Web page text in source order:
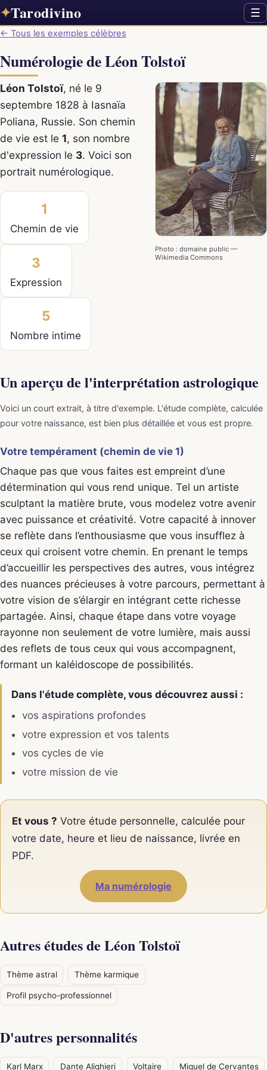
✦Tarodivino ☰
← Tous les exemples célèbres
Numérologie de Léon Tolstoï
Photo : domaine public —
Wikimedia Commons
Léon Tolstoï, né le 9
septembre 1828 à Iasnaïa
Poliana, Russie. Son chemin
de vie est le 1, son nombre
d'expression le 3. Voici son
portrait numérologique.
1
Chemin de vie
3
Expression
5
Nombre intime
Un aperçu de l'interprétation astrologique
Voici un court extrait, à titre d'exemple. L'étude complète, calculée
pour votre naissance, est bien plus détaillée et vous est propre.
Votre tempérament (chemin de vie 1)
Chaque pas que vous faites est empreint d’une
détermination qui vous rend unique. Tel un artiste
sculptant la matière brute, vous modelez votre avenir
avec puissance et créativité. Votre capacité à innover
se reflète dans l’enthousiasme que vous insufflez à
ceux qui croisent votre chemin. En prenant le temps
d’accueillir les perspectives des autres, vous intégrez
des nuances précieuses à votre parcours, permettant à
votre vision de s’élargir en intégrant cette richesse
partagée. Ainsi, chaque étape dans votre voyage
rayonne non seulement de votre lumière, mais aussi
des reflets de tous ceux qui vous accompagnent,
formant un kaléidoscope de possibilités.
Dans l'étude complète, vous découvrez aussi :
vos aspirations profondes
votre expression et vos talents
vos cycles de vie
votre mission de vie
Et vous ? Votre étude personnelle, calculée pour
votre date, heure et lieu de naissance, livrée en
PDF.
Ma numérologie
Autres études de Léon Tolstoï
Thème astral Thème karmique
Profil psycho-professionnel
D'autres personnalités
Karl Marx Dante Alighieri Voltaire Miguel de Cervantes